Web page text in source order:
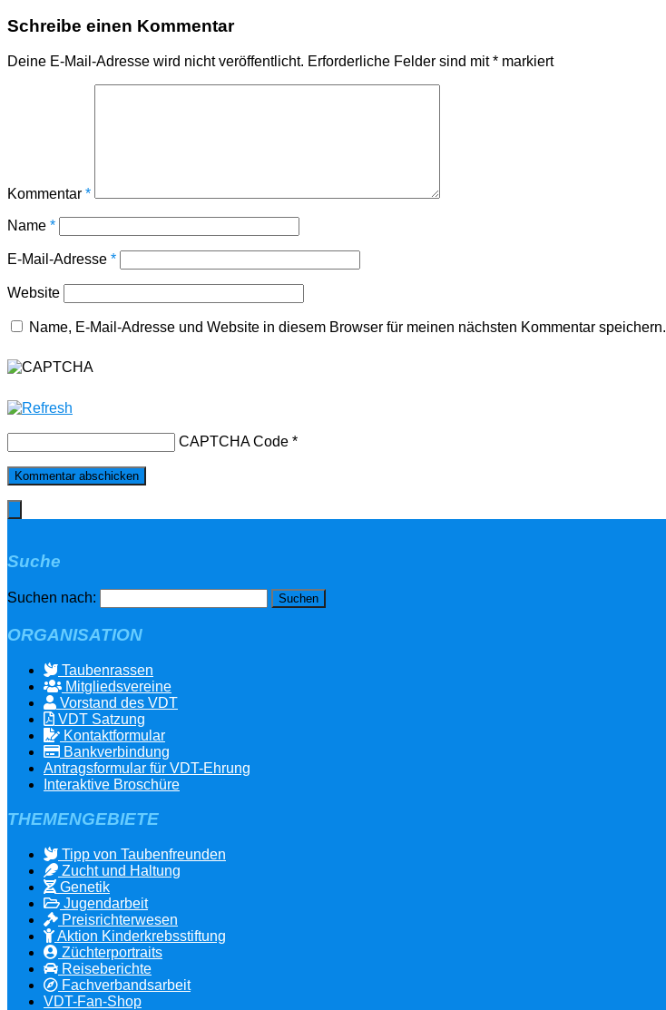
Schreibe einen Kommentar
Deine E-Mail-Adresse wird nicht veröffentlicht. Erforderliche Felder sind mit* markiert
Kommentar *
Name *
E-Mail-Adresse *
Website
Name, E-Mail-Adresse und Website in diesem Browser für meinen nächsten Kommentar speichern.
CAPTCHA Code *
Suche
Suchen nach:
ORGANISATION
Taubenrassen
Mitgliedsvereine
Vorstand des VDT
VDT Satzung
Kontaktformular
Bankverbindung
Antragsformular für VDT-Ehrung
Interaktive Broschüre
THEMENGEBIETE
Tipp von Taubenfreunden
Zucht und Haltung
Genetik
Jugendarbeit
Preisrichterwesen
Aktion Kinderkrebsstiftung
Züchterportraits
Reiseberichte
Fachverbandsarbeit
VDT-Fan-Shop